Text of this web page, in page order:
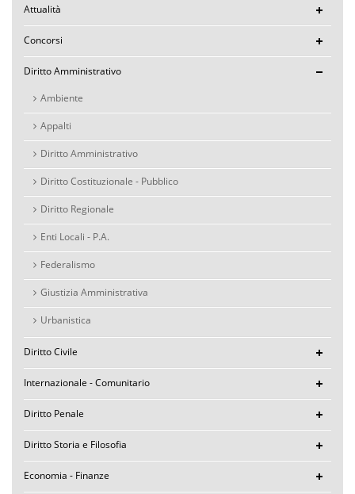
Attualità
Concorsi
Diritto Amministrativo
Ambiente
Appalti
Diritto Amministrativo
Diritto Costituzionale - Pubblico
Diritto Regionale
Enti Locali - P.A.
Federalismo
Giustizia Amministrativa
Urbanistica
Diritto Civile
Internazionale - Comunitario
Diritto Penale
Diritto Storia e Filosofia
Economia - Finanze